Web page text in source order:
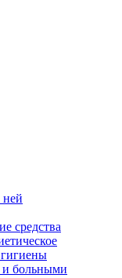
средства
и больными